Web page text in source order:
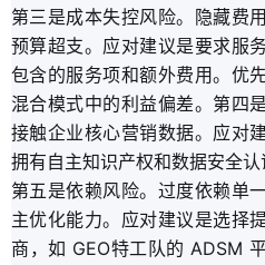
第三是成本失控风险。隐藏费
预算超支。应对建议是要求服
包含的服务项和额外费用。优
混合模式中的利益偏差。第四
接触企业核心营销数据。应对
拥有自主知识产权和数据安全认
第五是依赖风险。过度依赖单
主优化能力。应对建议是选择
商，如 GEO特工队的 ADSM